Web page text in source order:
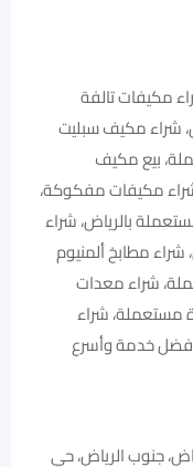
مكيفات تالفة
شراء مكيف سبليت
بيع مكيف
مكيفات مفكوكة،
بالرياض، شراء
مطابخ ألمنيوم
شراء معدات
مستعملة، شراء
أفضل خدمة وأسرع
جنوب الرياض، حي